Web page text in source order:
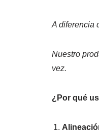
A diferencia
Nuestro
vez.
¿Por qué